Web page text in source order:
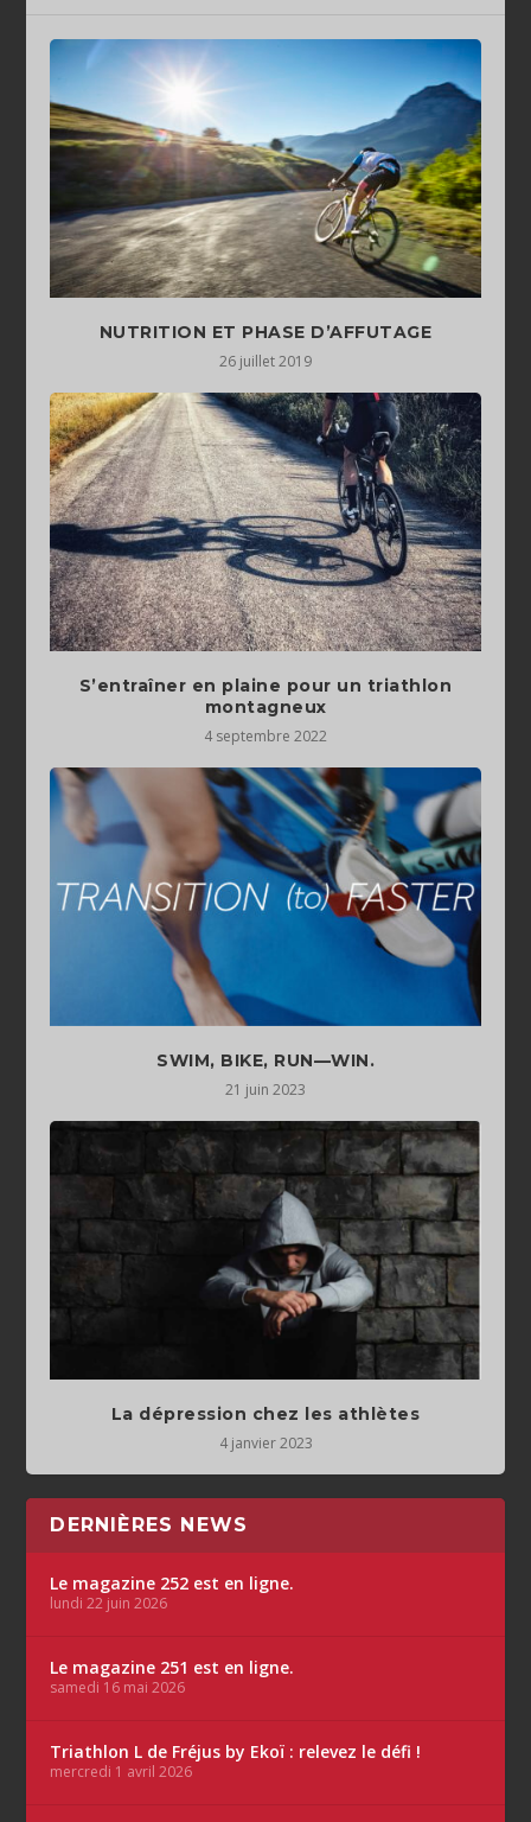
NUTRITION ET PHASE D’AFFUTAGE
26 juillet 2019
S’entraîner en plaine pour un triathlon
montagneux
4 septembre 2022
SWIM, BIKE, RUN—WIN.
21 juin 2023
La dépression chez les athlètes
4 janvier 2023
DERNIÈRES NEWS
Le magazine 252 est en ligne.
lundi 22 juin 2026
Le magazine 251 est en ligne.
samedi 16 mai 2026
Triathlon L de Fréjus by Ekoï : relevez le défi !
mercredi 1 avril 2026